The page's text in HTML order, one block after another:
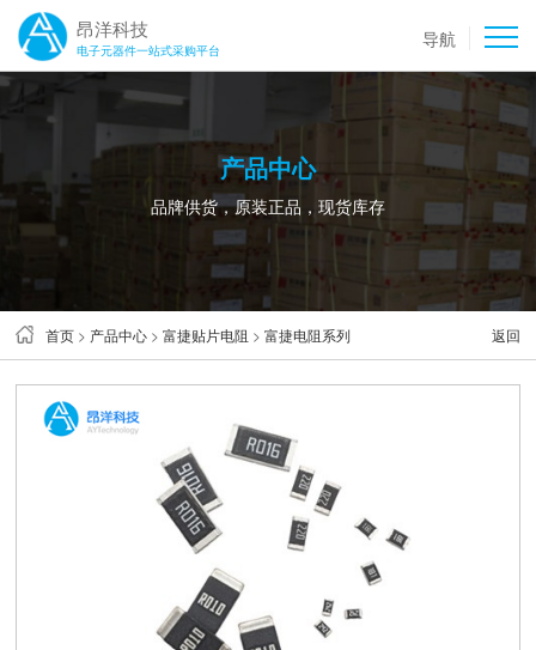
昂洋科技
电子元器件一站式采购平台 导航
产品中心
品牌供货，原装正品，现货库存
首页 > 产品中心 >富捷贴片电阻 >富捷电阻系列 返回